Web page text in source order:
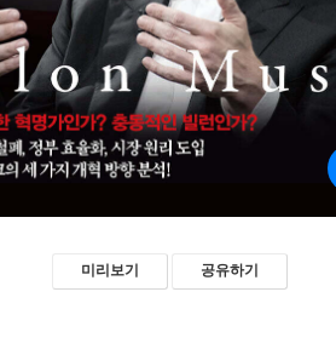
미리보기 공유하기